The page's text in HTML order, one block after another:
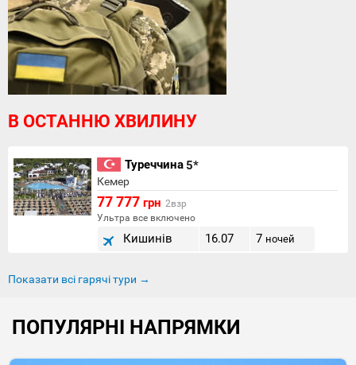
В ОСТАННЮ ХВИЛИНУ
Туреччина5*
Кемер
77 777 грн 2взр
Ультра все включено
Кишинів 16.07 7 ночей
Показати всі гарячі тури →
ПОПУЛЯРНІ НАПРЯМКИ